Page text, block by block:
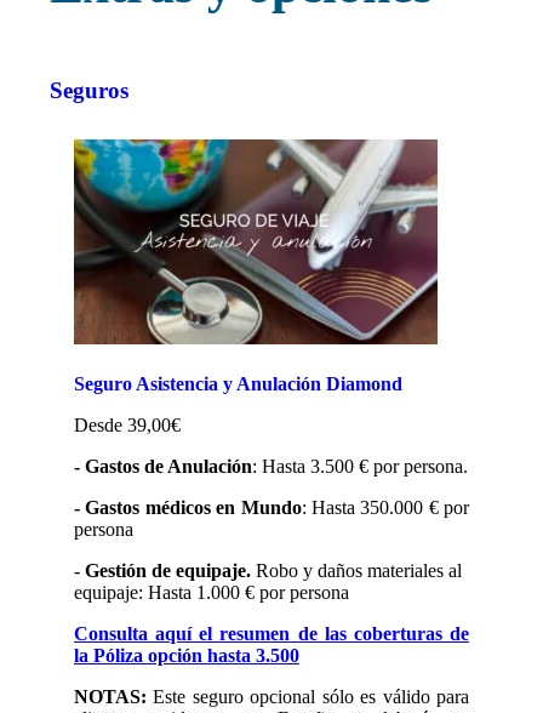
Seguros
Seguro Asistencia y Anulación Diamond
Desde 39,00€
- Gastos de Anulación: Hasta 3.500 € por persona.
- Gastos médicos en Mundo: Hasta 350.000 € por
persona
- Gestión de equipaje.Robo y daños materiales al
equipaje: Hasta 1.000 € por persona
Consulta aquí el resumen de las coberturas de
la Póliza opción hasta 3.500
NOTAS: Este seguro opcional sólo es válido para